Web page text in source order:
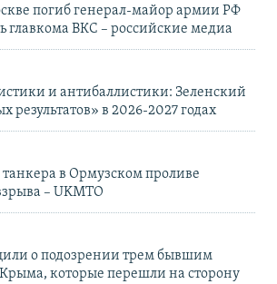
погиб генерал-майор армии РФ
главкома ВКС – российские медиа
и антибаллистики: Зеленский
в 2026-2027 годах
танкера в Ормузском проливе
– UKMTO
о подозрении трем бывшим
которые перешли на сторону